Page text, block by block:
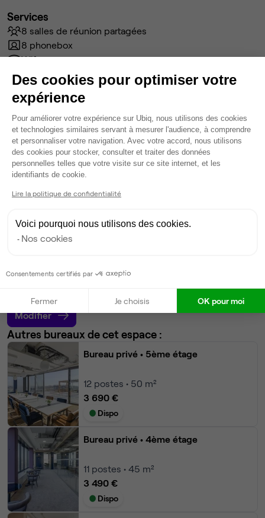
Services
8 salles de réunion partagées
8 phonebox
Wifi
Accès serveur
Câblage RJ45
Fibre
Coin cafet'
Climatisation
Espace d'attente
Espace détente
Voir plus
Bureau privé • 3ème étage
1 490 €
Modifier
Autres bureaux de cet espace :
Bureau privé • 5ème étage
12 postes • 50 m²
3 690 €
Dispo
Bureau privé • 4ème étage
11 postes • 45 m²
3 490 €
Dispo
Des cookies pour optimiser votre
expérience
Plateforme de Gestion du
Pour améliorer votre expérience sur Ubiq, nous utilisons des cookies
et technologies similaires servant à mesurer l'audience, à comprendre
et personnaliser votre navigation. Avec votre accord, nous utilisons
des cookies pour stocker, consulter et traiter des données
personnelles telles que votre visite sur ce site internet, et les
identifiants de cookie.
Lire la politique de confidentialité
Voici pourquoi nous utilisons des cookies.
Nos cookies
Consentements certifiés par
Fermer Je choisis OK pour moi